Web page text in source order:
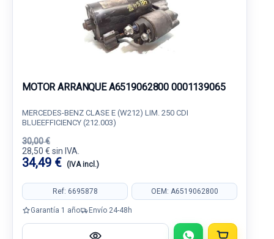
MOTOR ARRANQUE A6519062800 0001139065
MERCEDES-BENZ CLASE E (W212) LIM. 250 CDI
BLUEEFFICIENCY (212.003)
30,00 €
28,50 € sin IVA.
34,49 € (IVA incl.)
Ref: 6695878 OEM: A6519062800
Garantía 1 año Envío 24-48h